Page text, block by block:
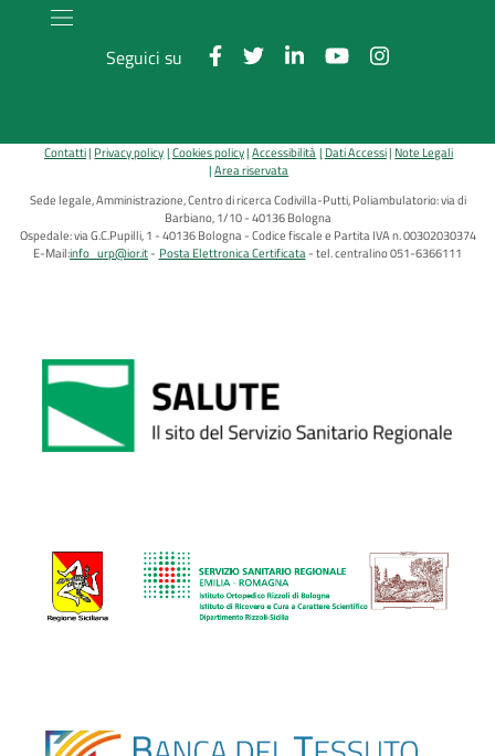
Seguici su
Contatti Privacy policy Cookies policy Accessibilità Dati Accessi Note Legali
Area riservata
Sede legale, Amministrazione, Centro di ricerca Codivilla-Putti, Poliambulatorio: via di
Barbiano, 1/10 - 40136 Bologna
Ospedale: via G.C.Pupilli, 1 - 40136 Bologna - Codice fiscale e Partita IVA n. 00302030374
E-Mail:info_urp@ior.it Posta Elettronica Certificata tel. centralino 051-6366111